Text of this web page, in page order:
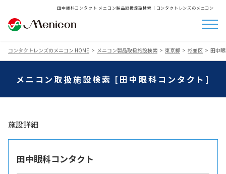
田中眼科コンタクト メニコン製品取扱施設検索│コンタクトレンズのメニコン
コンタクトレンズのメニコン HOME メニコン製品取扱施設検索 東京都 杉並区 田中
メニコン取扱施設検索 [田中眼科コンタクト]
施設詳細
田中眼科コンタクト